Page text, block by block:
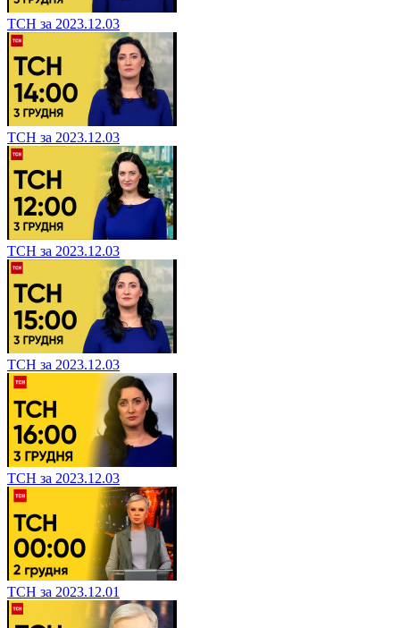
ТСН за 2023.12.03
ТСН за 2023.12.03
ТСН за 2023.12.03
ТСН за 2023.12.03
ТСН за 2023.12.03
ТСН за 2023.12.01